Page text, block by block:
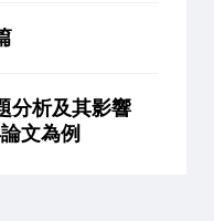
分析及其影響
文為例